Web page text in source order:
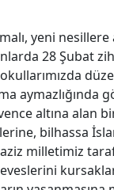
yeni nesillere
28 Şubat
aymazlığında
altına alan
bilhassa
aziz milletimiz